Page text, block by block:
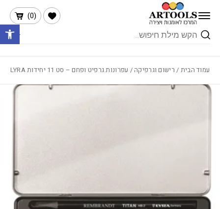
Skip to Content
Products
search
(
0
)
הרשימה שלי
עמוד הבית / רישום וגרפיקה/ עפרונות גרפיט ופחם – סט 11 יחידות LYRA
בחזרה למעלה